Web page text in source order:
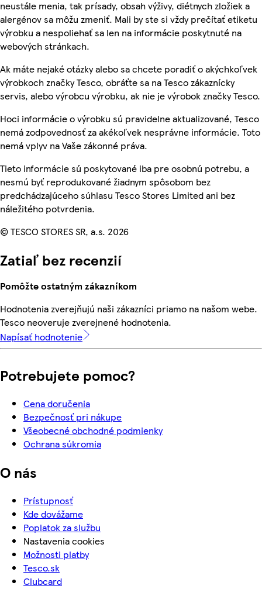
neustále menia, tak prísady, obsah výživy, diétnych zložiek a
alergénov sa môžu zmeniť. Mali by ste si vždy prečítať etiketu
výrobku a nespoliehať sa len na informácie poskytnuté na
webových stránkach.
Ak máte nejaké otázky alebo sa chcete poradiť o akýchkoľvek
výrobkoch značky Tesco, obráťte sa na Tesco zákaznícky
servis, alebo výrobcu výrobku, ak nie je výrobok značky Tesco.
Hoci informácie o výrobku sú pravidelne aktualizované, Tesco
nemá zodpovednosť za akékoľvek nesprávne informácie. Toto
nemá vplyv na Vaše zákonné práva.
Tieto informácie sú poskytované iba pre osobnú potrebu, a
nesmú byť reprodukované žiadnym spôsobom bez
predchádzajúceho súhlasu Tesco Stores Limited ani bez
náležitého potvrdenia.
© TESCO STORES SR, a.s. 2026
Zatiaľ bez recenzií
Pomôžte ostatným zákazníkom
Hodnotenia zverejňujú naši zákazníci priamo na našom webe.
Tesco neoveruje zverejnené hodnotenia.
Napísať hodnotenie
Potrebujete pomoc?
Cena doručenia
Bezpečnosť pri nákupe
Všeobecné obchodné podmienky
Ochrana súkromia
O nás
Prístupnosť
Kde dovážame
Poplatok za službu
Nastavenia cookies
Možnosti platby
Tesco.sk
Clubcard